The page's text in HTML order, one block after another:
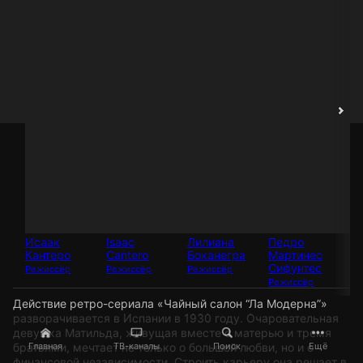
Главная ТВ-каналы Поиск Ещё
Исаак
Кантеро
Режиссёр
Isaac
Cantero
Режиссёр
Лилиана
Боканегра
Режиссёр
Педро
Мартинес
Сифунтес
Режиссёр
Действие ретро-сериала «Чайный салон “Ла Модерна”»
разворачивается в Испании в 1930 году. Очаровательная
девушка Матильда, живущая вместе с матерью и тремя
братьями, мечтает не только о большой любви, но и о